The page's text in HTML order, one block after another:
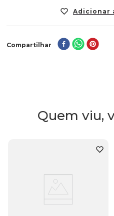
Compartilhar
Quem viu,